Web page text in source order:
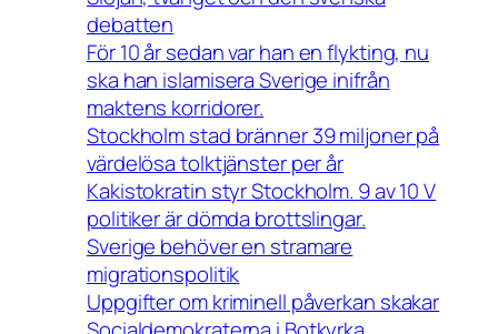
debatten
För 10 år sedan var han en flykting, nu
ska han islamisera Sverige inifrån
maktens korridorer.
Stockholm stad bränner 39 miljoner på
värdelösa tolktjänster per år
Kakistokratin styr Stockholm. 9 av 10 V
politiker är dömda brottslingar.
Sverige behöver en stramare
migrationspolitik
Uppgifter om kriminell påverkan skakar